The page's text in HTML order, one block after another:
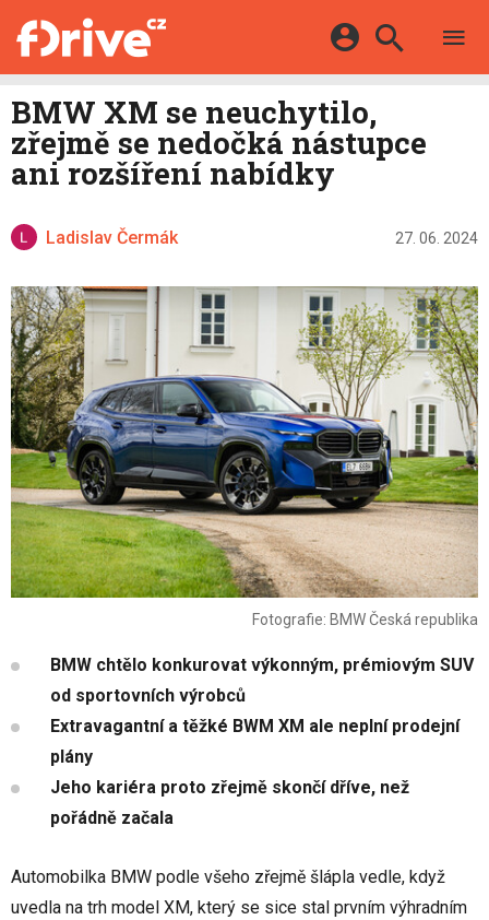
KATALOG
MAPA STANIC
DALŠÍ
HYBRIDY
E-MOTORSPORT
OSTATNÍ
Facebook Google
BMW XM se neuchytilo,
zřejmě se nedočká nástupce
ani rozšíření nabídky
Ladislav Čermák 27. 06. 2024
Fotografie: BMW Česká republika
BMW chtělo konkurovat výkonným, prémiovým SUV
od sportovních výrobců
Extravagantní a těžké BWM XM ale neplní prodejní
plány
Jeho kariéra proto zřejmě skončí dříve, než
pořádně začala
Automobilka BMW podle všeho zřejmě šlápla vedle, když
uvedla na trh model XM, který se sice stal prvním výhradním